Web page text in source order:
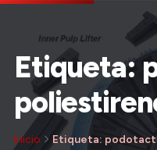
Etiqueta:
Inicio Etiqueta: